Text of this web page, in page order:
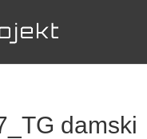
damski